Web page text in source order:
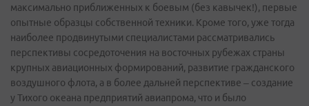
максимально приближенных к боевым (без кавычек!), первые
опытные образцы собственной техники. Кроме того, уже тогда
наиболее продвинутыми специалистами рассматривались
перспективы сосредоточения на восточных рубежах страны
крупных авиационных формирований, развитие гражданского
воздушного флота, а в более дальней перспективе – создание
у Тихого океана предприятий авиапрома, что и было